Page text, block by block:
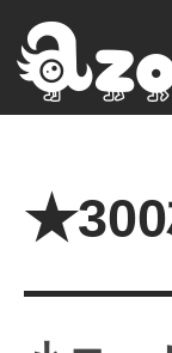
★300